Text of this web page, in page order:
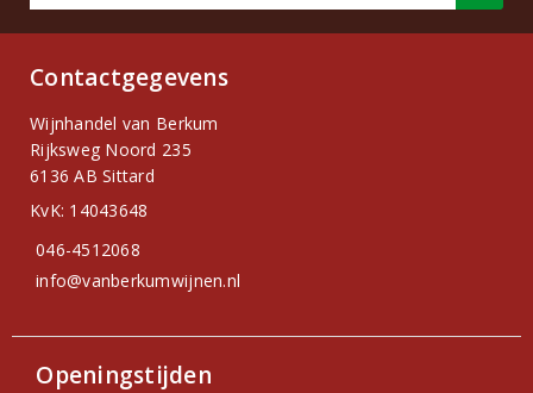
Contactgegevens
Wijnhandel van Berkum
Rijksweg Noord 235
6136 AB Sittard
KvK: 14043648
046-4512068
info@vanberkumwijnen.nl
Openingstijden